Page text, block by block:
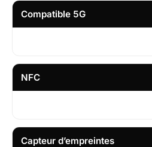
Compatible 5G
NFC
Capteur d’empreintes